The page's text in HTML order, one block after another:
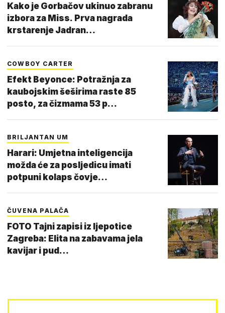
Kako je Gorbačov ukinuo zabranu
izbora za Miss. Prva nagrada
krstarenje Jadran…
COWBOY CARTER
Efekt Beyonce: Potražnja za
kaubojskim šeširima raste 85
posto, za čizmama 53 p…
BRILJANTAN UM
Harari: Umjetna inteligencija
možda će za posljedicu imati
potpuni kolaps čovje…
ČUVENA PALAČA
FOTO Tajni zapisi iz ljepotice
Zagreba: Elita na zabavama jela
kavijar i pud…